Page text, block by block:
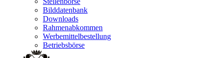
Bilddatenbank
Downloads
Rahmenabkommen
Werbemittelbestellung
Betriebsbörse